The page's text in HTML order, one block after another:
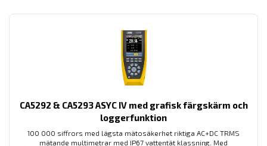
CA5292 & CA5293 ASYC IV med grafisk färgskärm och
loggerfunktion
100 000 siffrors med lägsta mätosäkerhet riktiga AC+DC TRMS
mätande multimetrar med IP67 vattentät klassning. Med